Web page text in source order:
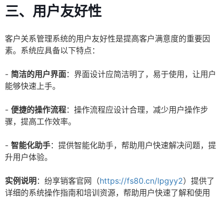
三、用户友好性
客户关系管理系统的用户友好性是提高客户满意度的重要因
素。系统应具备以下特点：
- 简洁的用户界面：界面设计应简洁明了，易于使用，让用户
能够快速上手。
- 便捷的操作流程：操作流程应设计合理，减少用户操作步
骤，提高工作效率。
- 智能化助手：提供智能化助手，帮助用户快速解决问题，提
升用户体验。
实例说明 ：纷享销客官网（https://fs80.cn/lpgyy2）提供了
详细的系统操作指南和培训资源，帮助用户快速了解和使用